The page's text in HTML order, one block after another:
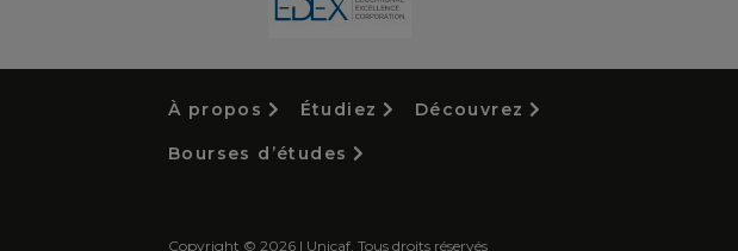
À propos Étudiez Découvrez
Bourses d’études
Copyright © 2026 | Unicaf. Tous droits réservés